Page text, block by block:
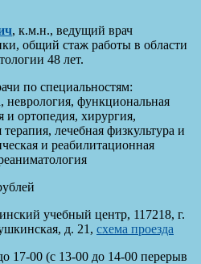
, к.м.н., ведущий врач
общий стаж работы в области
48 лет.
по специальностям:
неврология, функциональная
и ортопедия, хирургия,
лечебная физкультура и
и реабилитационная
учебный центр, 117218, г.
д. 21, схема проезда
17-00 (с 13-00 до 14-00 перерыв